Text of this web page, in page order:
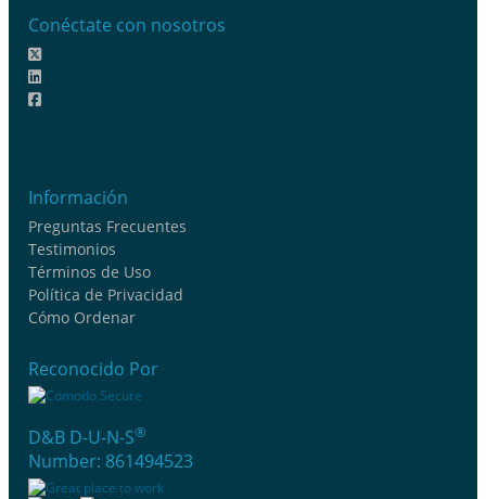
Conéctate con nosotros
Información
Preguntas Frecuentes
Testimonios
Términos de Uso
Política de Privacidad
Cómo Ordenar
Reconocido Por
D&B D-U-N-S®
Number: 861494523